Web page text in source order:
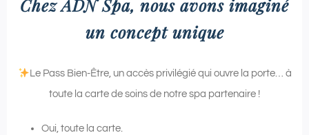
Chez ADN Spa, nous avons imaginé
un concept unique
Le Pass Bien-Être, un accès privilégié qui ouvre la porte… à
toute la carte de soins de notre spa partenaire !
Oui, toute la carte.